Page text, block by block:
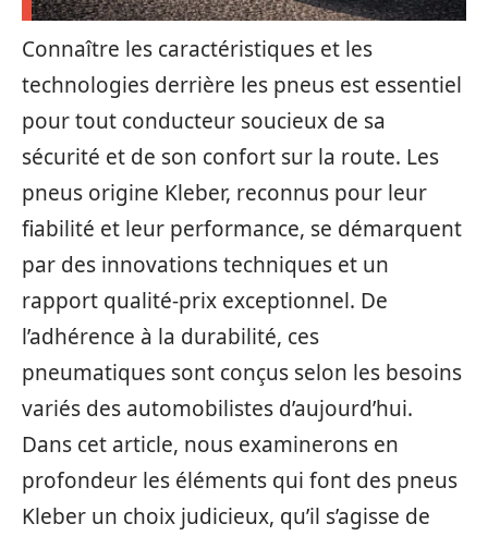
Connaître les caractéristiques et les
technologies derrière les pneus est essentiel
pour tout conducteur soucieux de sa
sécurité et de son confort sur la route. Les
pneus origine Kleber, reconnus pour leur
fiabilité et leur performance, se démarquent
par des innovations techniques et un
rapport qualité-prix exceptionnel. De
l’adhérence à la durabilité, ces
pneumatiques sont conçus selon les besoins
variés des automobilistes d’aujourd’hui.
Dans cet article, nous examinerons en
profondeur les éléments qui font des pneus
Kleber un choix judicieux, qu’il s’agisse de